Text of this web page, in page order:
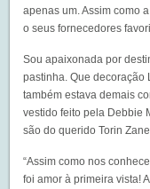
apenas um. Assim como
o seus fornecedores
Sou apaixonada por
pastinha. Que decoração
também estava demais
vestido feito pela Debbie
são do querido Torin
“Assim como nos
foi amor à primeira vista!